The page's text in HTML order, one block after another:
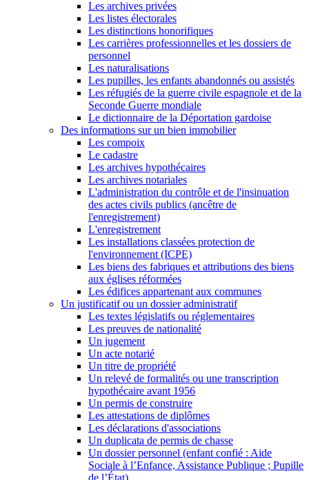
Les archives privées
Les listes électorales
Les distinctions honorifiques
Les carrières professionnelles et les dossiers de
personnel
Les naturalisations
Les pupilles, les enfants abandonnés ou assistés
Les réfugiés de la guerre civile espagnole et de la
Seconde Guerre mondiale
Le dictionnaire de la Déportation gardoise
Des informations sur un bien immobilier
Les compoix
Le cadastre
Les archives hypothécaires
Les archives notariales
L'administration du contrôle et de l'insinuation
des actes civils publics (ancêtre de
l'enregistrement)
L'enregistrement
Les installations classées protection de
l'environnement (ICPE)
Les biens des fabriques et attributions des biens
aux églises réformées
Les édifices appartenant aux communes
Un justificatif ou un dossier administratif
Les textes législatifs ou réglementaires
Les preuves de nationalité
Un jugement
Un acte notarié
Un titre de propriété
Un relevé de formalités ou une transcription
hypothécaire avant 1956
Un permis de construire
Les attestations de diplômes
Les déclarations d'associations
Un duplicata de permis de chasse
Un dossier personnel (enfant confié : Aide
Sociale à l’Enfance, Assistance Publique ; Pupille
de l’État)